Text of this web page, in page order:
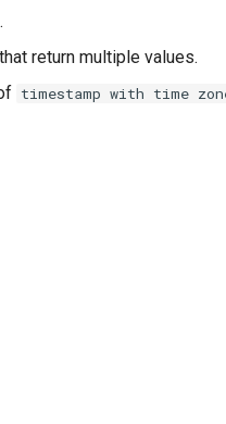
return multiple values.
timestamp with time